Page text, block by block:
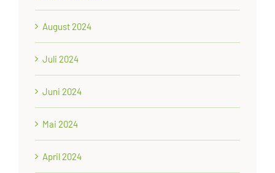
August 2024
Juli 2024
Juni 2024
Mai 2024
April 2024